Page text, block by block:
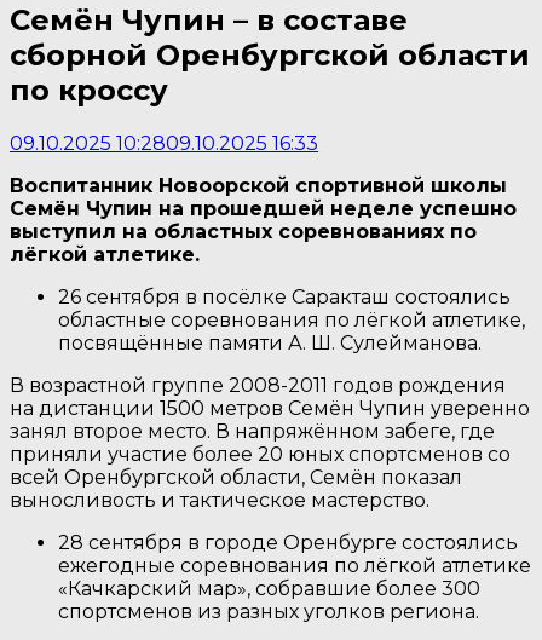
Семён Чупин – в составе
сборной Оренбургской области
по кроссу
09.10.2025 10:2809.10.2025 16:33
Воспитанник Новоорской спортивной школы
Семён Чупин на прошедшей неделе успешно
выступил на областных соревнованиях по
лёгкой атлетике.
26 сентября в посёлке Саракташ состоялись
областные соревнования по лёгкой атлетике,
посвящённые памяти А. Ш. Сулейманова.
В возрастной группе 2008-2011 годов рождения
на дистанции 1500 метров Семён Чупин уверенно
занял второе место. В напряжённом забеге, где
приняли участие более 20 юных спортсменов со
всей Оренбургской области, Семён показал
выносливость и тактическое мастерство.
28 сентября в городе Оренбурге состоялись
ежегодные соревнования по лёгкой атлетике
«Качкарский мар», собравшие более 300
спортсменов из разных уголков региона.